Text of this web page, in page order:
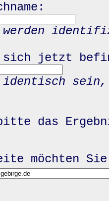
werden
sich jetzt
identisch
das
möchten